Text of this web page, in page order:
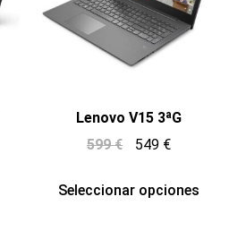
Lenovo V15 3ªG
599€ 549 €
Seleccionar opciones